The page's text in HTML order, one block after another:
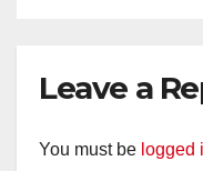
Leave a
You must be logged